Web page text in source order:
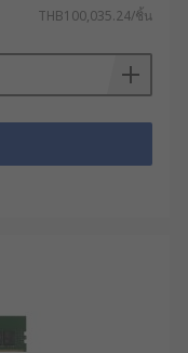
THB100,035.24/ชิ้น